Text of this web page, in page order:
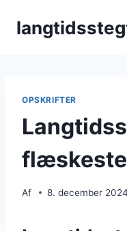
OPSKRIFTER
Af 8. december 2024